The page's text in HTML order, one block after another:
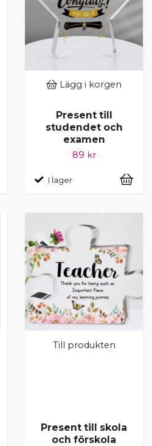
Lägg i korgen
Present till
studendet och
examen
89 kr
I lager
Till produkten
Present till skola
och förskola